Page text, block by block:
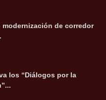
modernización de corredor
los “Diálogos por la